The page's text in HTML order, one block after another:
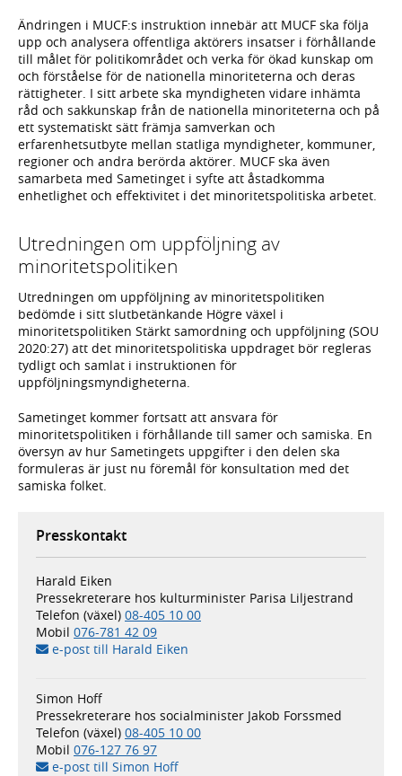
Ändringen i MUCF:s instruktion innebär att MUCF ska följa
upp och analysera offentliga aktörers insatser i förhållande
till målet för politikområdet och verka för ökad kunskap om
och förståelse för de nationella minoriteterna och deras
rättigheter. I sitt arbete ska myndigheten vidare inhämta
råd och sakkunskap från de nationella minoriteterna och på
ett systematiskt sätt främja samverkan och
erfarenhetsutbyte mellan statliga myndigheter, kommuner,
regioner och andra berörda aktörer. MUCF ska även
samarbeta med Sametinget i syfte att åstadkomma
enhetlighet och effektivitet i det minoritetspolitiska arbetet.
Utredningen om uppföljning av
minoritetspolitiken
Utredningen om uppföljning av minoritetspolitiken
bedömde i sitt slutbetänkande Högre växel i
minoritetspolitiken Stärkt samordning och uppföljning (SOU
2020:27) att det minoritetspolitiska uppdraget bör regleras
tydligt och samlat i instruktionen för
uppföljningsmyndigheterna.
Sametinget kommer fortsatt att ansvara för
minoritetspolitiken i förhållande till samer och samiska. En
översyn av hur Sametingets uppgifter i den delen ska
formuleras är just nu föremål för konsultation med det
samiska folket.
Presskontakt
Harald Eiken
Pressekreterare hos kulturminister Parisa Liljestrand
Telefon (växel) 08-405 10 00
Mobil 076-781 42 09
e-post till Harald Eiken
Simon Hoff
Pressekreterare hos socialminister Jakob Forssmed
Telefon (växel) 08-405 10 00
Mobil 076-127 76 97
e-post till Simon Hoff